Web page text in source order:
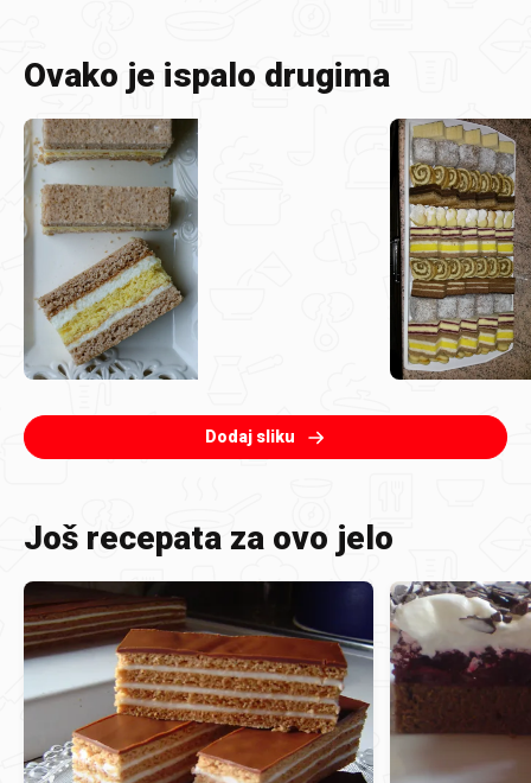
Ovako je ispalo drugima
Dodaj sliku
Još recepata za ovo jelo